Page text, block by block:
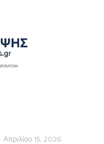
Απριλίου 15, 2026